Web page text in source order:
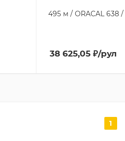
38 625,05₽/рул
1